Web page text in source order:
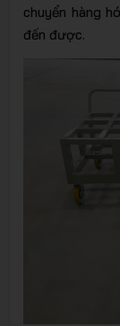
chuyển hàng
đến được.